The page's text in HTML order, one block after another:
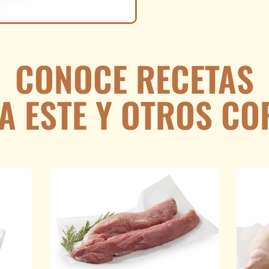
CONOCE RECETAS
ESTE Y OTROS